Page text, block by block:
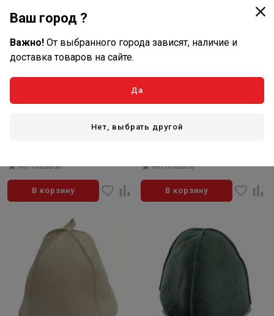
нет отзывов
В корзину
3 990
Артикул: AQ-332899
нет отзывов
В корзину
Ваш город ?
Важно! От выбранного города зависят, наличие и
доставка товаров на сайте.
Да
Нет, выбрать другой